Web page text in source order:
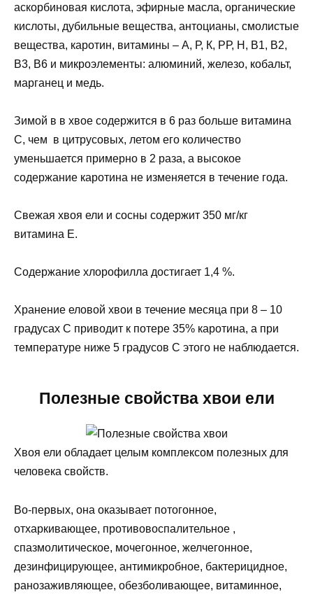
аскорбиновая кислота, эфирные масла, органические
кислоты, дубильные вещества, антоцианы, смолистые
вещества, каротин, витамины – А, Р, К, РР, Н, В1, В2,
В3, В6 и микроэлементы: алюминий, железо, кобальт,
марганец и медь.
Зимой в в хвое содержится в 6 раз больше витамина
С, чем в цитрусовых, летом его количество
уменьшается примерно в 2 раза, а высокое
содержание каротина не изменяется в течение года.
Свежая хвоя ели и сосны содержит 350 мг/кг
витамина Е.
Содержание хлорофилла достигает 1,4 %.
Хранение еловой хвои в течение месяца при 8 – 10
градусах С приводит к потере 35% каротина, а при
температуре ниже 5 градусов С этого не наблюдается.
Полезные свойства хвои ели
Хвоя ели обладает целым комплексом полезных для
человека свойств.
Во-первых, она оказывает потогонное,
отхаркивающее, противовоспалительное ,
спазмолитическое, мочегонное, желчегонное,
дезинфицирующее, антимикробное, бактерицидное,
ранозаживляющее, обезболивающее, витаминное,